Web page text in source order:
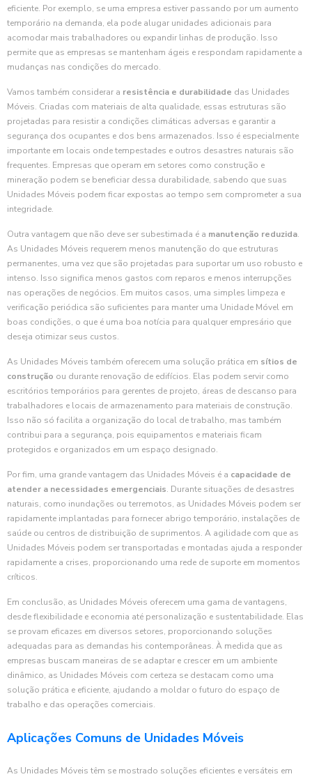
eficiente. Por exemplo, se uma empresa estiver passando por um aumento
temporário na demanda, ela pode alugar unidades adicionais para
acomodar mais trabalhadores ou expandir linhas de produção. Isso
permite que as empresas se mantenham ágeis e respondam rapidamente a
mudanças nas condições do mercado.
Vamos também considerar a resistência e durabilidade das Unidades
Móveis. Criadas com materiais de alta qualidade, essas estruturas são
projetadas para resistir a condições climáticas adversas e garantir a
segurança dos ocupantes e dos bens armazenados. Isso é especialmente
importante em locais onde tempestades e outros desastres naturais são
frequentes. Empresas que operam em setores como construção e
mineração podem se beneficiar dessa durabilidade, sabendo que suas
Unidades Móveis podem ficar expostas ao tempo sem comprometer a sua
integridade.
Outra vantagem que não deve ser subestimada é a manutenção reduzida.
As Unidades Móveis requerem menos manutenção do que estruturas
permanentes, uma vez que são projetadas para suportar um uso robusto e
intenso. Isso significa menos gastos com reparos e menos interrupções
nas operações de negócios. Em muitos casos, uma simples limpeza e
verificação periódica são suficientes para manter uma Unidade Móvel em
boas condições, o que é uma boa notícia para qualquer empresário que
deseja otimizar seus custos.
As Unidades Móveis também oferecem uma solução prática em sítios de
construção ou durante renovação de edifícios. Elas podem servir como
escritórios temporários para gerentes de projeto, áreas de descanso para
trabalhadores e locais de armazenamento para materiais de construção.
Isso não só facilita a organização do local de trabalho, mas também
contribui para a segurança, pois equipamentos e materiais ficam
protegidos e organizados em um espaço designado.
Por fim, uma grande vantagem das Unidades Móveis é a capacidade de
atender a necessidades emergenciais. Durante situações de desastres
naturais, como inundações ou terremotos, as Unidades Móveis podem ser
rapidamente implantadas para fornecer abrigo temporário, instalações de
saúde ou centros de distribuição de suprimentos. A agilidade com que as
Unidades Móveis podem ser transportadas e montadas ajuda a responder
rapidamente a crises, proporcionando uma rede de suporte em momentos
críticos.
Em conclusão, as Unidades Móveis oferecem uma gama de vantagens,
desde flexibilidade e economia até personalização e sustentabilidade. Elas
se provam eficazes em diversos setores, proporcionando soluções
adequadas para as demandas his contemporâneas. À medida que as
empresas buscam maneiras de se adaptar e crescer em um ambiente
dinâmico, as Unidades Móveis com certeza se destacam como uma
solução prática e eficiente, ajudando a moldar o futuro do espaço de
trabalho e das operações comerciais.
Aplicações Comuns de Unidades Móveis
As Unidades Móveis têm se mostrado soluções eficientes e versáteis em